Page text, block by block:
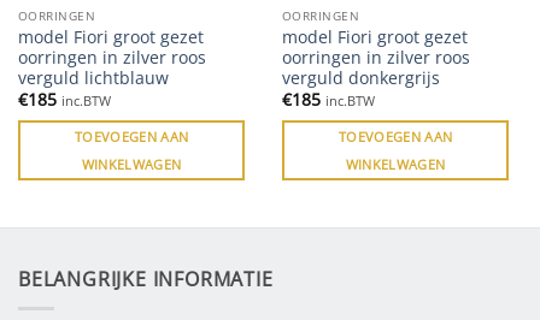
OORRINGEN
model Fiori groot gezet
oorringen in zilver roos
verguld lichtblauw
€185 inc.BTW
TOEVOEGEN AAN
WINKELWAGEN
OORRINGEN
model Fiori groot gezet
oorringen in zilver roos
verguld donkergrijs
€185 inc.BTW
TOEVOEGEN AAN
WINKELWAGEN
BELANGRIJKE INFORMATIE